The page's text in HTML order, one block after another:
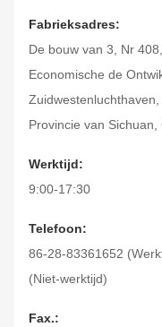
Fabrieksadres:
De bouw van 3, Nr
Economische de
Provincie van Sichuan,
Werktijd:
9:00-17:30
Telefoon:
86-28-83361652
(Niet-werktijd)
Fax.: